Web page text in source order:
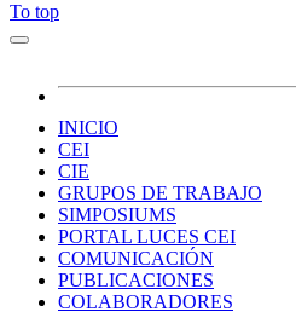
To top
INICIO
CEI
CIE
GRUPOS DE TRABAJO
SIMPOSIUMS
PORTAL LUCES CEI
COMUNICACIÓN
PUBLICACIONES
COLABORADORES